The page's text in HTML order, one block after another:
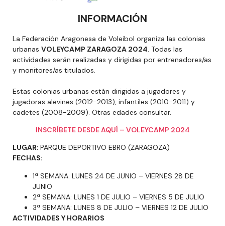
INFORMACIÓN
La Federación Aragonesa de Voleibol organiza las colonias
urbanas VOLEYCAMP ZARAGOZA 2024 . Todas las
actividades serán realizadas y dirigidas por entrenadores/as
y monitores/as titulados.
Estas colonias urbanas están dirigidas a jugadores y
jugadoras alevines (2012-2013), infantiles (2010-2011) y
cadetes (2008-2009). Otras edades consultar.
INSCRÍBETE DESDE AQUÍ – VOLEYCAMP 2024
LUGAR: PARQUE DEPORTIVO EBRO (ZARAGOZA)
FECHAS:
1ª SEMANA: LUNES 24 DE JUNIO – VIERNES 28 DE
JUNIO
2ª SEMANA: LUNES 1 DE JULIO – VIERNES 5 DE JULIO
3ª SEMANA: LUNES 8 DE JULIO – VIERNES 12 DE JULIO
ACTIVIDADES Y HORARIOS